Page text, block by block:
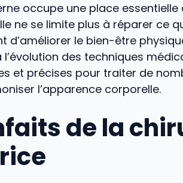
occupe une place
ne se limite plus à réparer ce
d’améliorer le bien-être
des techniques
et précises pour traiter de
l’apparence corporelle.
de la